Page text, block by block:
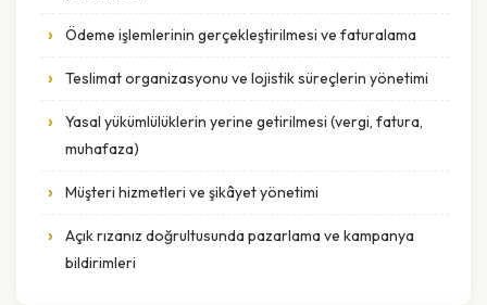
Ödeme işlemlerinin gerçekleştirilmesi ve faturalama
Teslimat organizasyonu ve lojistik süreçlerin yönetimi
Yasal yükümlülüklerin yerine getirilmesi (vergi, fatura,
muhafaza)
Müşteri hizmetleri ve şikâyet yönetimi
Açık rızanız doğrultusunda pazarlama ve kampanya
bildirimleri